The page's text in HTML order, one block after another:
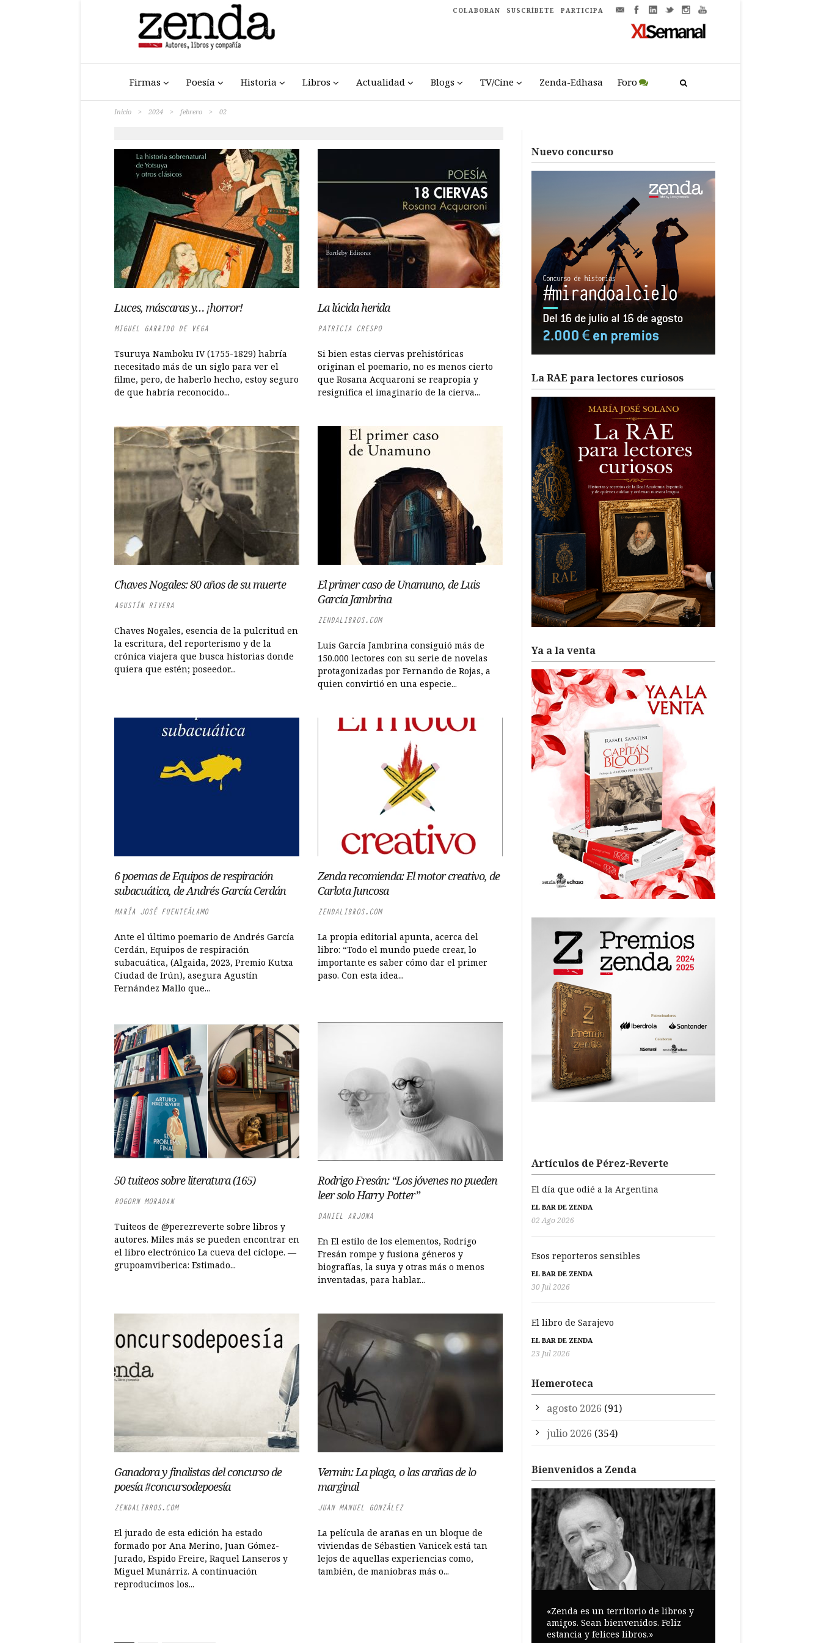
COLABORAN SUSCRÍBETE PARTICIPA
Firmas Poesía Historia Libros Actualidad Blogs TV/Cine Zenda-Edhasa Foro
Inicio > 2024 > febrero > 02
Luces, máscaras y… ¡horror!
MIGUEL GARRIDO DE VEGA
Tsuruya Namboku IV (1755-1829) habría
necesitado más de un siglo para ver el
filme, pero, de haberlo hecho, estoy seguro
de que habría reconocido...
La lúcida herida
PATRICIA CRESPO
Si bien estas ciervas prehistóricas
originan el poemario, no es menos cierto
que Rosana Acquaroni se reapropia y
resignifica el imaginario de la cierva...
Chaves Nogales: 80 años de su muerte
AGUSTÍN RIVERA
Chaves Nogales, esencia de la pulcritud en
la escritura, del reporterismo y de la
crónica viajera que busca historias donde
quiera que estén; poseedor...
El primer caso de Unamuno, de Luis
García Jambrina
ZENDALIBROS.COM
Luis García Jambrina consiguió más de
150.000 lectores con su serie de novelas
protagonizadas por Fernando de Rojas, a
quien convirtió en una especie...
6 poemas de Equipos de respiración
subacuática, de Andrés García Cerdán
MARÍA JOSÉ FUENTEÁLAMO
Ante el último poemario de Andrés García
Cerdán, Equipos de respiración
subacuática, (Algaida, 2023, Premio Kutxa
Ciudad de Irún), asegura Agustín
Fernández Mallo que...
Zenda recomienda: El motor creativo, de
Carlota Juncosa
ZENDALIBROS.COM
La propia editorial apunta, acerca del
libro: “Todo el mundo puede crear, lo
importante es saber cómo dar el primer
paso. Con esta idea...
50 tuiteos sobre literatura (165)
ROGORN MORADAN
Tuiteos de @perezreverte sobre libros y
autores. Miles más se pueden encontrar en
el libro electrónico La cueva del cíclope. —
grupoamviberica: Estimado...
Rodrigo Fresán: “Los jóvenes no pueden
leer solo Harry Potter”
DANIEL ARJONA
En El estilo de los elementos, Rodrigo
Fresán rompe y fusiona géneros y
biografías, la suya y otras más o menos
inventadas, para hablar...
Ganadora y finalistas del concurso de
poesía #concursodepoesía
ZENDALIBROS.COM
El jurado de esta edición ha estado
formado por Ana Merino, Juan Gómez-
Jurado, Espido Freire, Raquel Lanseros y
Miguel Munárriz. A continuación
reproducimos los...
Vermin: La plaga, o las arañas de lo
marginal
JUAN MANUEL GONZÁLEZ
La película de arañas en un bloque de
viviendas de Sébastien Vanicek está tan
lejos de aquellas experiencias como,
también, de maniobras más o...
Nuevo concurso
La RAE para lectores curiosos
Ya a la venta
Artículos de Pérez-Reverte
El día que odié a la Argentina
EL BAR DE ZENDA
02 Ago 2026
Esos reporteros sensibles
EL BAR DE ZENDA
30 Jul 2026
El libro de Sarajevo
EL BAR DE ZENDA
23 Jul 2026
Hemeroteca
agosto 2026 (91)
julio 2026 (354)
Bienvenidos a Zenda
«Zenda es un territorio de libros y
amigos. Sean bienvenidos. Feliz
estancia y felices libros.»